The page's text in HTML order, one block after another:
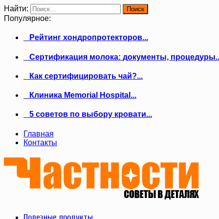
Найти:
Популярное:
Рейтинг хондропротекторов...
Сертификация молока: документы,
Как сертифицировать чай?...
Клиника Memorial Hospital...
5 советов по выбору кровати...
Главная
Контакты